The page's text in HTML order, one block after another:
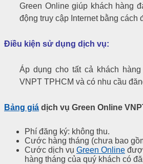
Green Online giúp khách hàng
động truy cập Internet bằng cách
Điều kiện sử dụng dịch vụ:
Áp dụng cho tất cả khách
VNPT TPHCM và có nhu cầu
Bảng giá dịch vụ Green Online
Phí đăng ký: không thu.
Cước hàng tháng (chưa bao
Cước dịch vụ Green Online
hàng tháng của quý khách có